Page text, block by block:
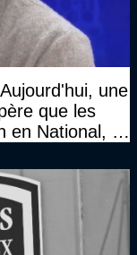
une
que les
en National, et